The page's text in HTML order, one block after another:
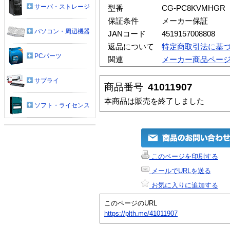
型番
CG-PC8KVMHGR
保証条件
メーカー保証
JANコード
4519157008808
返品について
特定商取引法に基
関連
メーカー商品ペー
商品番号 41011907
本商品は販売を終了しました
このページを印刷する
メールでURLを送る
お気に入りに追加する
このページのURL
https://plth.me/41011907
サーバ・ストレージ
パソコン・周辺機器
PCパーツ
サプライ
ソフト・ライセンス